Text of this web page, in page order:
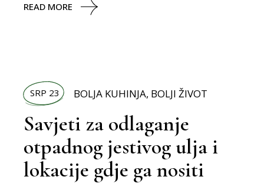
READ MORE
SRP 23 BOLJA KUHINJA, BOLJI ŽIVOT
Savjeti za odlaganje
otpadnog jestivog ulja i
lokacije gdje ga nositi